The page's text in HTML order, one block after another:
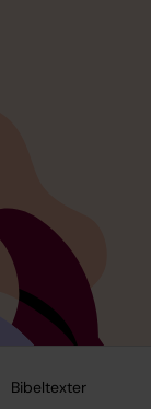
Bibeltexter